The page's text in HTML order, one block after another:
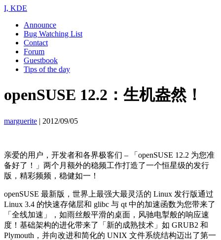
I, KDE
Announce
Bug Watching List
Contact
Forum
Guestbook
Tips of the day
openSUSE 12.2：生机盎然！
marguerite | 2012/09/05
亲爱的用户，开发者和各界极客们 – 「openSUSE 12.2 为您准
备好了！」两个月额外的稳频工作打造了一个恒星级的发行
版，精彩频频，稳健如一！
openSUSE 最新版，世界上最强大最灵活的 Linux 发行版通过
Linux 3.4 的快速存储层和 glibc 与 qt 中的加速函数为您带来了
「全线加速」，如雨丝般平滑的桌面，风驰电掣般的响应速
度！基础架构的进化带来了「新的成熟技术」如 GRUB2 和
Plymouth，并向改进和简化的 UNIX 文件系统结构迈出了第一